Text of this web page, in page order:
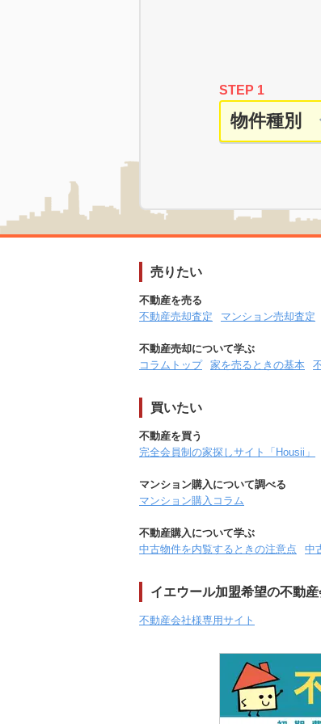
STEP 1
売りたい
不動産を売る
不動産売却査定
マンション売却査定
不動産売却について学ぶ
コラムトップ
家を売るときの基本
買いたい
不動産を買う
完全会員制の家探しサイト「Housii」
マンション購入について調べる
マンション購入コラム
不動産購入について学ぶ
中古物件を内覧するときの注意点
中
イエウール加盟希望の不動
不動産会社様専用サイト